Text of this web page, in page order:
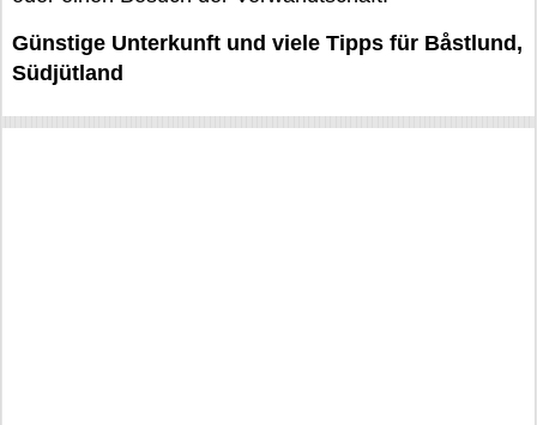
Günstige Unterkunft und viele Tipps für Båstlund,
Südjütland